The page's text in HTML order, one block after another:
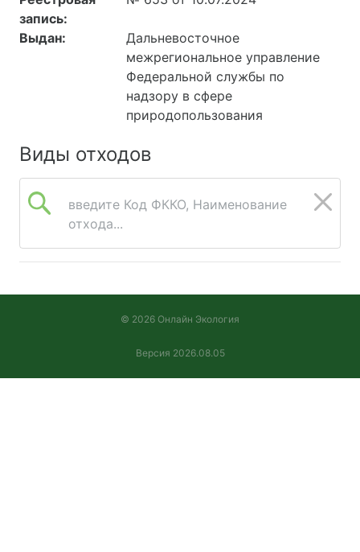
запись:
Выдан:
Дальневосточное
межрегиональное управление
Федеральной службы по
надзору в сфере
природопользования
Виды отходов
введите Код ФККО, Наименование
отхода...
© 2026 Онлайн Экология
Версия 2026.08.05